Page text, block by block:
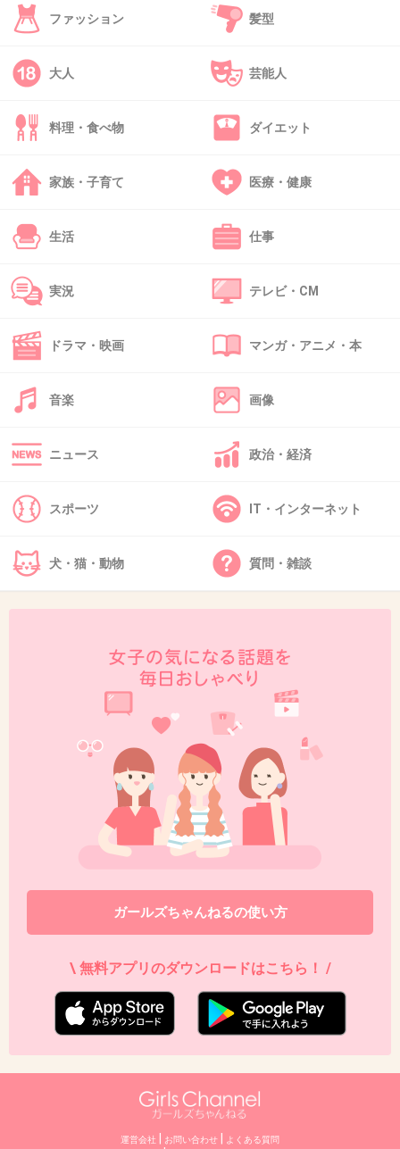
やれたらそれでいいと思います！応援してま
+133
>>28
顔違う…
50. 匿名
AAAはニッシーとかスカイハイが集客してるのみんな知っ
てる
ファッション 髪型
大人 芸能人
料理・食べ物 ダイエット
家族・子育て 医療・健康
生活 仕事
実況 テレビ・CM
ドラマ・映画 マンガ・アニメ・本
音楽 画像
ニュース 政治・経済
スポーツ IT・インターネット
犬・猫・動物 質問・雑談
ガールズちゃんねるの使い方
\ 無料アプリのダウンロードはこちら！ /
運営会社 お問い合わせ よくある質問